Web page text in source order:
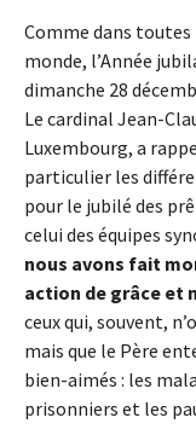
Comme dans
monde, l’Année
dimanche 28
Le cardinal Jean-
Luxembourg, a
particulier les
pour le jubilé des
celui des équipes
nous avons fait
action de grâce et
ceux qui, souvent,
mais que le Père
bien-aimés : les
prisonniers et les